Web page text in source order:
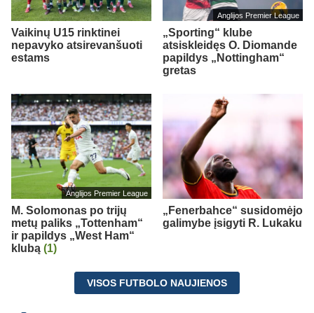
Vaikinų U15 rinktinei
nepavyko atsirevanšuoti
estams
Anglijos Premier League
„Sporting“ klube
atsiskleidęs O. Diomande
papildys „Nottingham“
gretas
Anglijos Premier League
M. Solomonas po trijų
metų paliks „Tottenham“
ir papildys „West Ham“
klubą (1)
„Fenerbahce“ susidomėjo
galimybe įsigyti R. Lukaku
VISOS FUTBOLO NAUJIENOS